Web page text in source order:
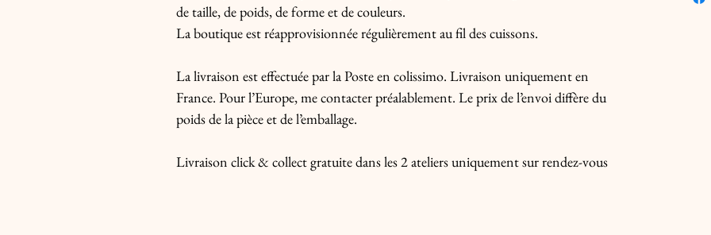
de taille, de poids, de forme et de couleurs.
La boutique est réapprovisionnée régulièrement au fil des cuissons.
La livraison est effectuée par la Poste en colissimo. Livraison uniquement en
France. Pour l’Europe, me contacter préalablement. Le prix de l’envoi diffère du
poids de la pièce et de l’emballage.
Livraison click & collect gratuite dans les 2 ateliers uniquement sur rendez-vous